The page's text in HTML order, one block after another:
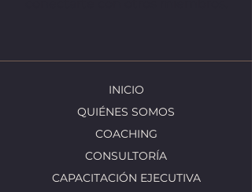
INICIO
QUIÉNES SOMOS
COACHING
CONSULTORÍA
CAPACITACIÓN EJECUTIVA